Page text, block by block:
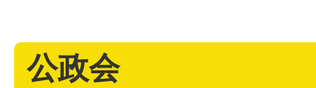
公政会